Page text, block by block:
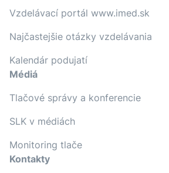
Vzdelávací portál www.imed.sk
Najčastejšie otázky vzdelávania
Kalendár podujatí
Médiá
Tlačové správy a konferencie
SLK v médiách
Monitoring tlače
Kontakty